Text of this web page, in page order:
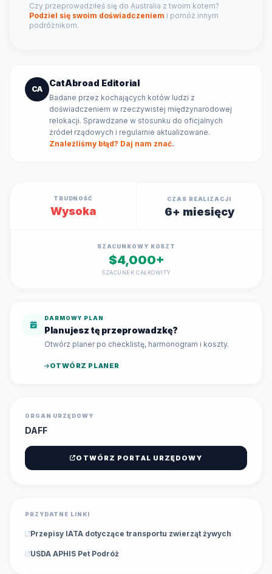
Czy przeprowadziłeś się do Australia z twoim kotem?
Podziel się swoim doświadczeniem i pomóż innym
podróżnikom.
CA
CatAbroad Editorial
Badane przez kochających kotów ludzi z
doświadczeniem w rzeczywistej międzynarodowej
relokacji. Sprawdzane w stosunku do oficjalnych
źródeł rządowych i regularnie aktualizowane.
Znaleźliśmy błąd? Daj nam znać.
TRUDNOŚĆ
Wysoka
CZAS REALIZACJI
6+ miesięcy
SZACUNKOWY KOSZT
$4,000+
SZACUNEK CAŁKOWITY
DARMOWY PLAN
Planujesz tę przeprowadzkę?
Otwórz planer po checklistę, harmonogram i koszty.
OTWÓRZ PLANER
ORGAN URZĘDOWY
DAFF
OTWÓRZ PORTAL URZĘDOWY
PRZYDATNE LINKI
Przepisy IATA dotyczące transportu zwierząt żywych
USDA APHIS Pet Podróż